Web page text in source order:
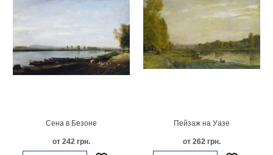
работы
Сена в Безоне
от 242 грн.
Пейзаж на Уазе
от 262 грн.